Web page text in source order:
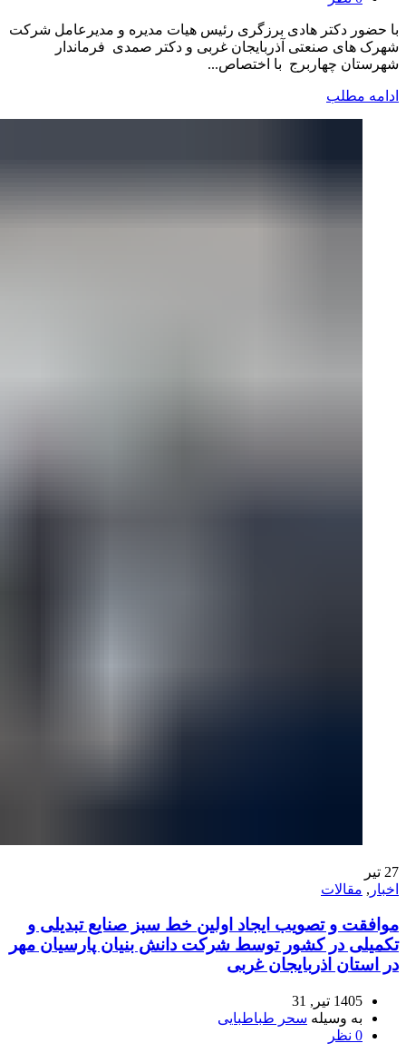
با حضور دکتر هادی برزگری رئیس هیات مدیره و مدیرعامل شرکت
شهرک های صنعتی آذربایجان غربی و دکتر صمدی فرماندار
شهرستان چهاربرج با اختصاص...
ادامه مطلب
27 تیر
اخبار , مقالات
موافقت و تصویب ایجاد اولین خط سبز صنایع تبدیلی و
تکمیلی در کشور توسط شرکت دانش بنیان پارسیان مهر
در استان اذربایجان غربی
1405 تیر, 31
به وسیله سحر طباطبایی
0 نظر